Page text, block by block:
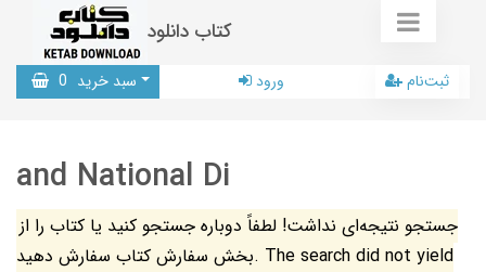
کتاب دانلود
سبد خرید 0 ورود ثبت‌نام
and National Di
جستجو نتیجه‌ای نداشت! لطفاً دوباره جستجو کنید یا کتاب را از
بخش سفارش کتاب سفارش دهید. The search did not yield